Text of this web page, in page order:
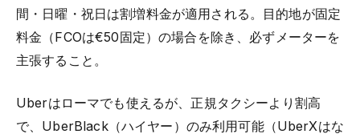
間・日曜・祝日は割増料金が適用される。目的地が固定
料金（FCOは€50固定）の場合を除き、必ずメーターを
主張すること。
Uberはローマでも使えるが、正規タクシーより割高
で、UberBlack（ハイヤー）のみ利用可能（UberXはな